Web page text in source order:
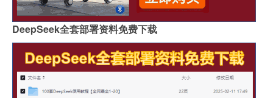
DeepSeek全套部署资料免费下载